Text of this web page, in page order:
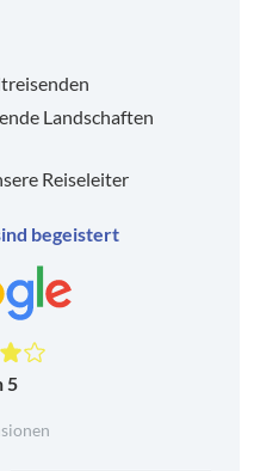
Landschaften
Reiseleiter
begeistert
5